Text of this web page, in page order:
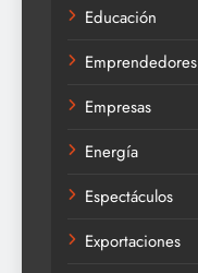
Educación
Emprendedores
Empresas
Energía
Espectáculos
Exportaciones